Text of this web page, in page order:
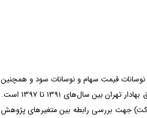
قیمت سهام و نوسانات سود و همچنین
نقش تعدیلی بحران مالی در شرکت های پذیرفته شده در بورس اوراق بهادار تهران بین سال‌های 1391 تا 1397 است.
جهت بررسی رابطه بین متغیرهای پژوهش